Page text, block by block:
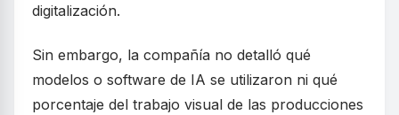
digitalización.
Sin embargo, la compañía no detalló qué
modelos o software de IA se utilizaron ni qué
porcentaje del trabajo visual de las producciones